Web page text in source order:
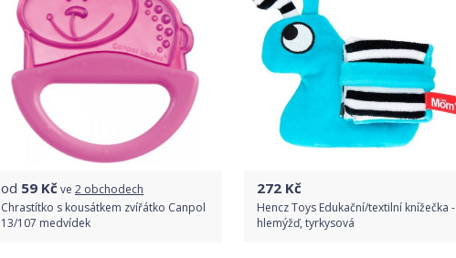
od 59 Kčve 2 obchodech
Chrastítko s kousátkem zvířátko Canpol
13/107 medvídek
272 Kč
Hencz Toys Edukační/textilní knížečka -
hlemýžď, tyrkysová